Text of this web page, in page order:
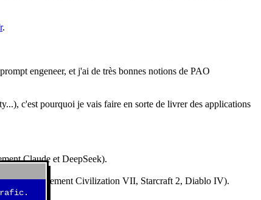
.
engeneer, et j'ai de très bonnes notions de PAO
c'est pourquoi je vais faire en sorte de livrer des applications
Claude et DeepSeek).
(essentiellement Civilization VII, Starcraft 2, Diablo IV).